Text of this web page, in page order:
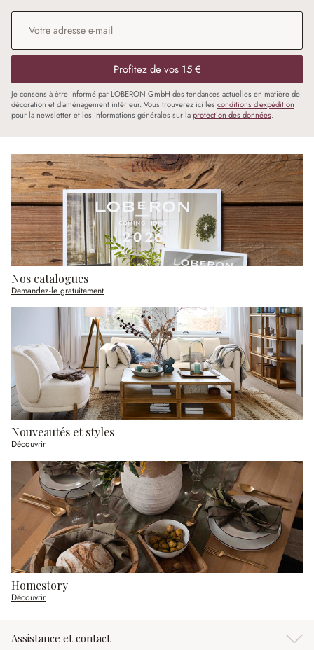
Adresse e-mail
Profitez de vos 15 €
Je consens à être informé par LOBERON GmbH des tendances actuelles en matière de
décoration et d'aménagement intérieur. Vous trouverez ici les conditions d'expédition
pour la newsletter et les informations générales sur laprotection des données.
Nos catalogues
Demandez-le gratuitement
Nouveautés et styles
Découvrir
Homestory
Découvrir
Assistance et contact